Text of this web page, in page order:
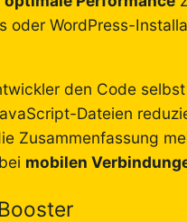
oder WordPress-
den Code
Dateien
Zusammenfassung
mobilen